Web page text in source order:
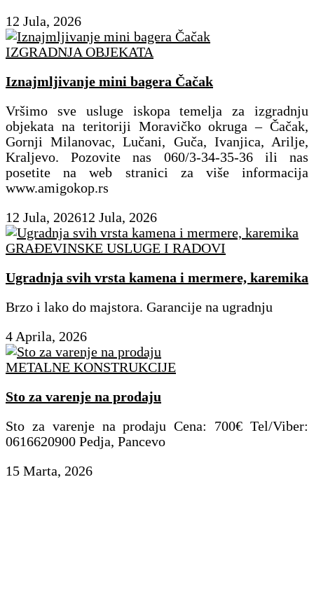
12 Jula, 2026
IZGRADNJA OBJEKATA
Iznajmljivanje mini bagera Čačak
Vršimo sve usluge iskopa temelja za izgradnju
objekata na teritoriji Moravičko okruga – Čačak,
Gornji Milanovac, Lučani, Guča, Ivanjica, Arilje,
Kraljevo. Pozovite nas 060/3-34-35-36 ili nas
posetite na web stranici za više informacija
www.amigokop.rs
12 Jula, 202612 Jula, 2026
GRAĐEVINSKE USLUGE I RADOVI
Ugradnja svih vrsta kamena i mermere, karemika
Brzo i lako do majstora. Garancije na ugradnju
4 Aprila, 2026
METALNE KONSTRUKCIJE
Sto za varenje na prodaju
Sto za varenje na prodaju Cena: 700€ Tel/Viber:
0616620900 Pedja, Pancevo
15 Marta, 2026